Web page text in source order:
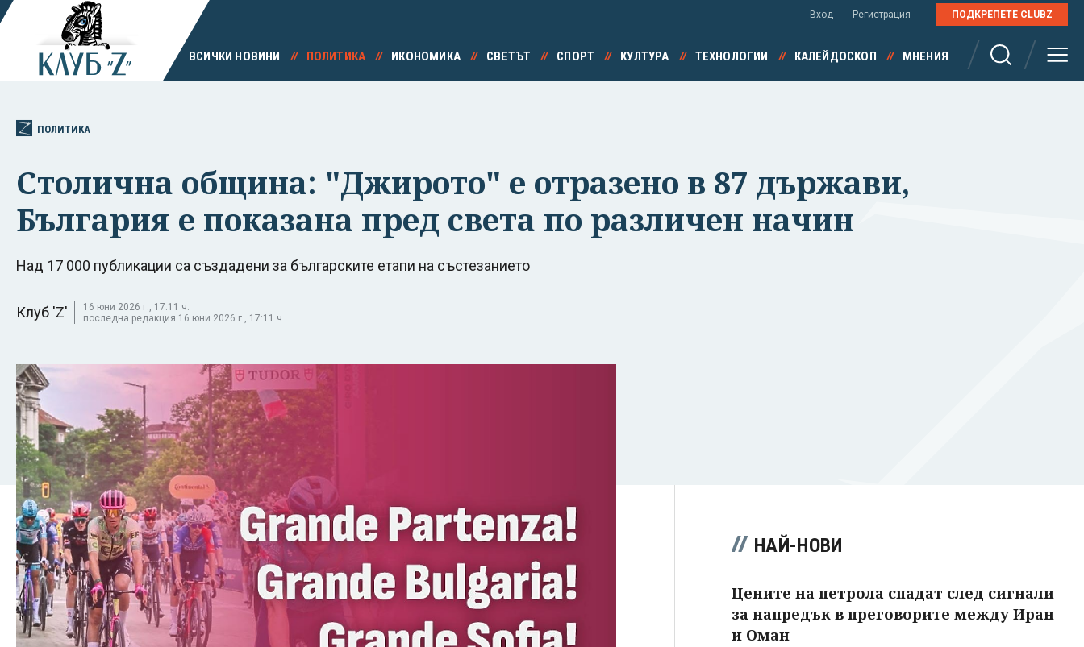
Вход Регистрация ПОДКРЕПЕТЕ CLUBZ
ВСИЧКИ НОВИНИ ПОЛИТИКА ИКОНОМИКА СВЕТЪТ СПОРТ КУЛТУРА ТЕХНОЛОГИИ КАЛЕЙДОСКОП МНЕНИЯ
ПОЛИТИКА
Столична община: "Джирото" е отразено в 87 държави,
България е показана пред света по различен начин
Над 17 000 публикации са създадени за българските етапи на състезанието
Клуб 'Z'
16 юни 2026 г., 17:11 ч.
последна редакция 16 юни 2026 г., 17:11 ч.
НАЙ-НОВИ
Цените на петрола спадат след сигнали
за напредък в преговорите между Иран
и Оман